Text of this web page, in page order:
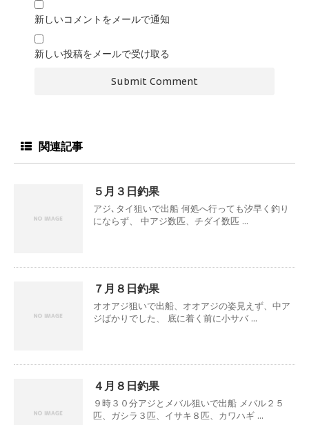
新しいコメントをメールで通知
新しい投稿をメールで受け取る
関連記事
５月３日釣果
アジ､タイ狙いで出船 何処へ行っても汐早く釣り
にならず、 中アジ数匹、チダイ数匹 ...
７月８日釣果
オオアジ狙いで出船、オオアジの姿見えず、中ア
ジばかりでした、 底に着く前に小サバ ...
４月８日釣果
９時３０分アジとメバル狙いで出船 メバル２５
匹、ガシラ３匹、イサキ８匹、カワハギ ...